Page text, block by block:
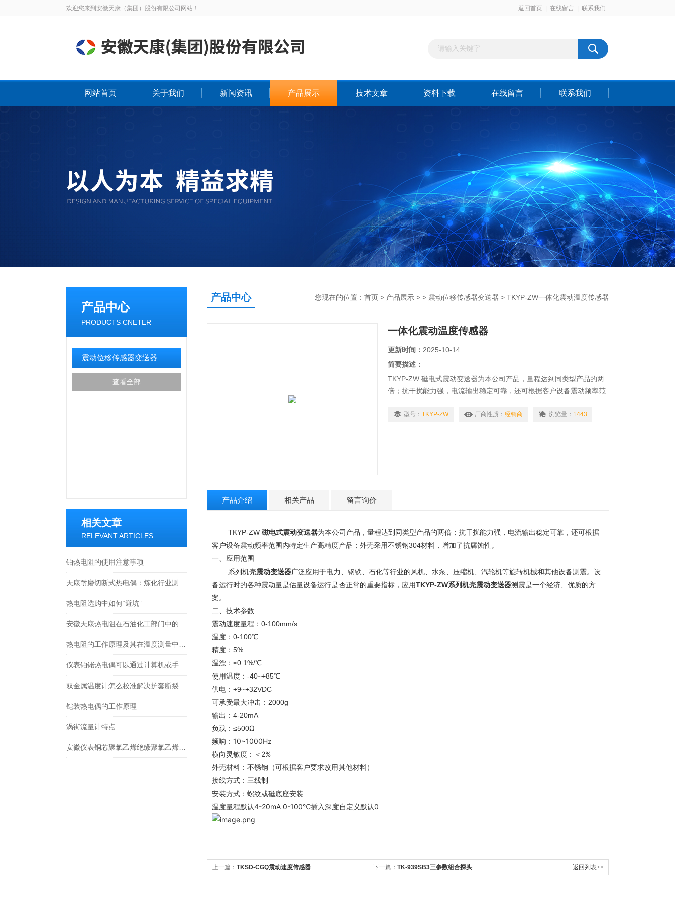
欢迎您来到安徽天康（集团）股份有限公司网站！ 返回首页 在线留言 联系我们
网站首页 关于我们 新闻资讯 产品展示 技术文章 资料下载 在线留言 联系我们
产品中心
PRODUCTS CNETER
震动位移传感器变送器
查看全部
相关文章
RELEVANT ARTICLES
铂热电阻的使用注意事项
热电阻选购中如何“避坑”
铠装热电偶的工作原理
涡街流量计特点
产品中心 您现在的位置： 首页 > 产品展示 > > 震动位移传感器变送器 > TKYP-ZW一体化震动温度传感器
一体化震动温度传感器
更新时间： 2025-10-14
简要描述：
TKYP-ZW 磁电式震动变送器为本公司产品，量程达到同类型产品的两
倍；抗干扰能力强，电流输出稳定可靠，还可根据客户设备震动频率范
性。 型号： TKYP-ZW 厂商性质： 经销商 浏览量： 1443
产品介绍 相关产品 留言询价
TKYP-ZW 磁电式震动变送器为本公司产品，量程达到同类型产品的两倍；抗干扰能力强，电流输出稳定可靠，还可根据
客户设备震动频率范围内特定生产高精度产品；外壳采用不锈钢304材料，增加了抗腐蚀性。
一、应用范围
系列机壳震动变送器广泛应用于电力、钢铁、石化等行业的风机、水泵、压缩机、汽轮机等旋转机械和其他设备测震。设
备运行时的各种震动量是估量设备运行是否正常的重要指标，应用TKYP-ZW系列机壳震动变送器测震是一个经济、优质的方
案。
二、技术参数
震动速度量程：0-100mm/s
温度：0-100℃
精度：5%
温漂：≤0.1%/℃
使用温度：-40~+85℃
供电：+9~+32VDC
可承受最大冲击：2000g
输出：4-20mA
负载：≤500Ω
频响：10~1000Hz
横向灵敏度：＜2%
外壳材料：不锈钢（可根据客户要求改用其他材料）
接线方式：三线制
安装方式：螺纹或磁底座安装
温度量程默认4-20mA 0-100℃插入深度自定义默认0
上一篇： TKSD-CGQ震动速度传感器 下一篇： TK-939SB3三参数组合探头 返回列表>>